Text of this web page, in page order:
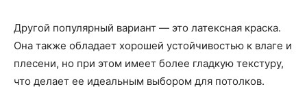
Другой популярный вариант — это латексная краска.
Она также обладает хорошей устойчивостью к влаге и
плесени, но при этом имеет более гладкую текстуру,
что делает ее идеальным выбором для потолков.